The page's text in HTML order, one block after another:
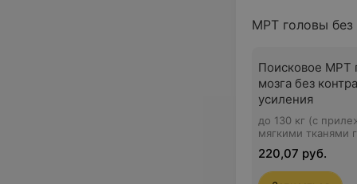
МРТ головы без
Поисковое МРТ
мозга без
усиления
до 130 кг (с
мягкими тканями
220,07 руб.